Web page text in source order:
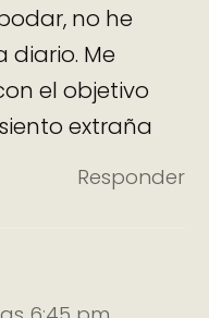
no he
diario. Me
el objetivo
extraña
Responder